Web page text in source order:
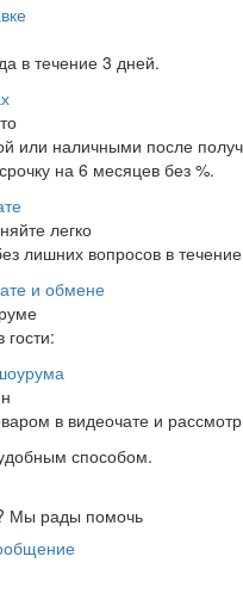
в течение 3 дней.
или наличными после
на 6 месяцев без %.
легко
лишних вопросов в
и обмене
в видеочате и
способом.
Мы рады помочь